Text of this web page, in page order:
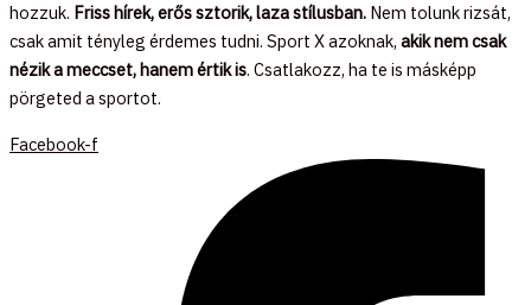
hozzuk. Friss hírek, erős sztorik, laza stílusban. Nem tolunk rizsát,
csak amit tényleg érdemes tudni. Sport X azoknak, akik nem csak
nézik a meccset, hanem értik is. Csatlakozz, ha te is másképp
pörgeted a sportot.
Facebook-f